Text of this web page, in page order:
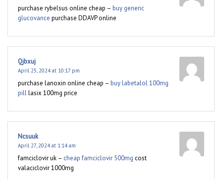
purchase rybelsus online cheap – buy generic
glucovance purchase DDAVP online
Qjbxuj
April 25, 2024 at 10:17 pm
purchase lanoxin online cheap – buy labetalol 100mg
pilllasix 100mg price
Ncsuuk
April 27, 2024 at 1:14 am
famciclovir uk – cheap famciclovir 500mg cost
valaciclovir 1000mg